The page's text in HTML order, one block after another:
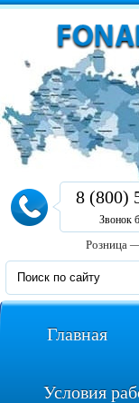
8 (800)
Звонок
Розница
Главная
Условия